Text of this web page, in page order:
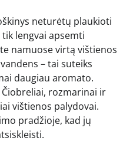
neturėtų plaukioti
lengvai apsemti
namuose virtą vištienos
– tai suteiks
daugiau aromato.
Čiobreliai, rozmarinai ir
vištienos palydovai.
pradžioje, kad jų